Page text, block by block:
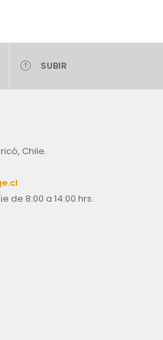
SUBIR
Chile.
de 8:00 a 14:00 hrs.